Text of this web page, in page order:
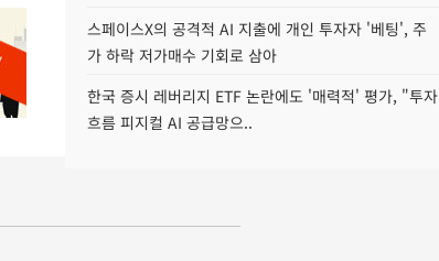
스페이스X의 공격적 AI 지출에 개인 투자자 '베팅', 주
가 하락 저가매수 기회로 삼아
한국 증시 레버리지 ETF 논란에도 '매력적' 평가, "투자
흐름 피지컬 AI 공급망으..